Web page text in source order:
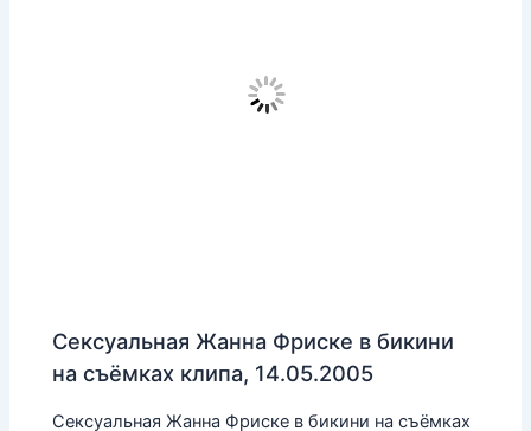
Сексуальная Жанна Фриске в бикини
на съёмках клипа, 14.05.2005
Сексуальная Жанна Фриске в бикини на съёмках